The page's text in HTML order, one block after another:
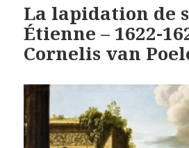
La lapidation de
Étienne – 1622-
Cornelis van